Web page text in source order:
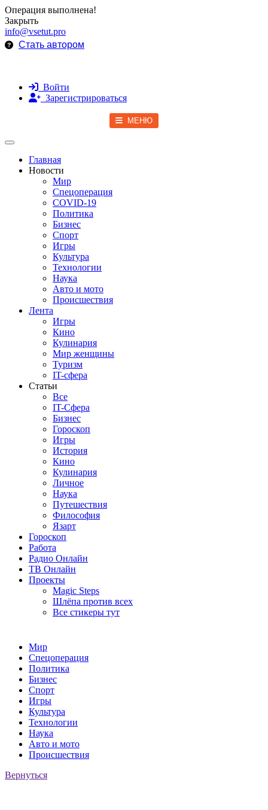
Операция выполнена!
Закрыть
info@vsetut.pro
Стать автором
Войти
Зарегистрироваться
МЕНЮ
Toggle navigation
Главная
Новости
Мир
Спецоперация
COVID-19
Политика
Бизнес
Спорт
Игры
Культура
Технологии
Наука
Авто и мото
Происшествия
Лента
Игры
Кино
Кулинария
Мир женщины
Туризм
IT-сфера
Статьи
Все
IT-Сфера
Бизнес
Гороскоп
Игры
История
Кино
Кулинария
Личное
Наука
Путешествия
Философия
Язарт
Гороскоп
Работа
Радио Онлайн
ТВ Онлайн
Проекты
Magic Steps
Шлёпа против всех
Все стикеры тут
Мир
Спецоперация
Политика
Бизнес
Спорт
Игры
Культура
Технологии
Наука
Авто и мото
Происшествия
Вернуться